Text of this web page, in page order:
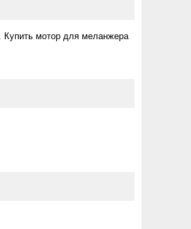
Купить мотор для меланжера